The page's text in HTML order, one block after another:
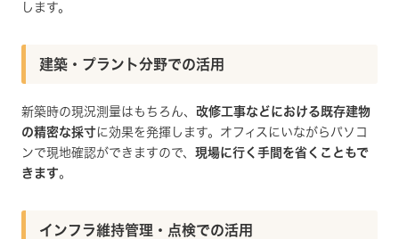
します。
建築・プラント分野での活用
新築時の現況測量はもちろん、 改修工事などにおける既存建物
の精密な採寸に効果を発揮します。オフィスにいながらパソコ
ンで現地確認ができますので、現場に行く手間を省くこともで
きます。
インフラ維持管理・点検での活用